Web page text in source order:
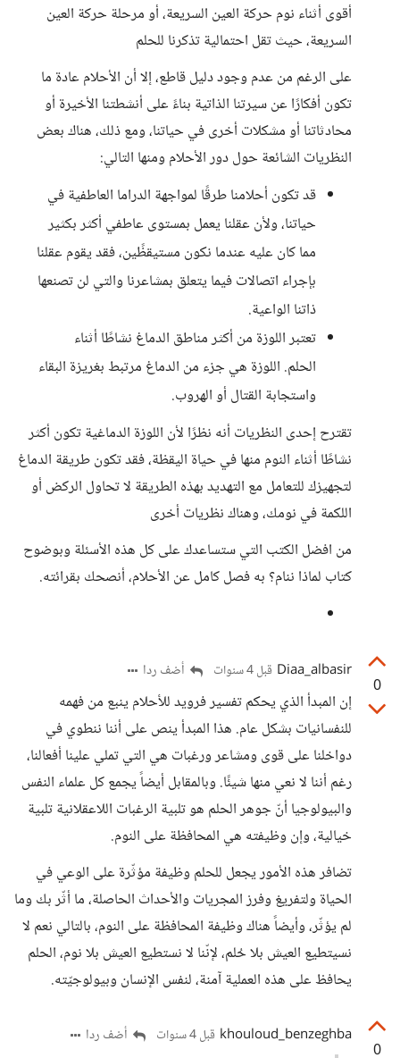
أقوى أثناء نوم حركة العين السريعة، أو مرحلة حركة العين
السريعة، حيث تقل احتمالية تذكرنا للحلم
على الرغم من عدم وجود دليل قاطع، إلا أن الأحلام عادة ما
تكون أفكارًا عن سيرتنا الذاتية بناءً على أنشطتنا الأخيرة أو
محادثاتنا أو مشكلات أخرى في حياتنا، ومع ذلك، هناك بعض
النظريات الشائعة حول دور الأحلام ومنها التالي:
قد تكون أحلامنا طرقًا لمواجهة الدراما العاطفية في
حياتنا، ولأن عقلنا يعمل بمستوى عاطفي أكثر بكثير
مما كان عليه عندما نكون مستيقظًين، فقد يقوم عقلنا
بإجراء اتصالات فيما يتعلق بمشاعرنا والتي لن تصنعها
ذاتنا الواعية.
تعتبر اللوزة من أكثر مناطق الدماغ نشاطًا أثناء
الحلم. اللوزة هي جزء من الدماغ مرتبط بغريزة البقاء
واستجابة القتال أو الهروب.
تقترح إحدى النظريات أنه نظرًا لأن اللوزة الدماغية تكون أكثر
نشاطًا أثناء النوم منها في حياة اليقظة، فقد تكون طريقة الدماغ
لتجهيزك للتعامل مع التهديد بهذه الطريقة لا تحاول الركض أو
اللكمة في نومك، وهناك نظريات أخرى
من افضل الكتب التي ستساعدك على كل هذه الأسئلة وبوضوح
كتاب لماذا ننام؟ به فصل كامل عن الأحلام، أنصحك بقرائته.
0
Diaa_albasir قبل 4 سنوات أضف ردا
إن المبدأ الذي يحكم تفسير فرويد للأحلام ينبع من فهمه
للنفسانيات بشكل عام. هذا المبدأ ينص على أننا ننطوي في
دواخلنا على قوى ومشاعر ورغبات هي التي تملي علينا أفعالنا،
رغم أننا لا نعي منها شيئًا. وبالمقابل أيضاً يجمع كل علماء النفس
والبيولوجيا أنّ جوهر الحلم هو تلبية الرغبات اللاعقلانية تلبية
خيالية، وإن وظيفته هي المحافظة على النوم.
تضافر هذه الأمور يجعل للحلم وظيفة مؤثّرة على الوعي في
الحياة ولتفريغ وفرز المجريات والأحداث الحاصلة، ما أثّر بك وما
لم يؤثّر، وأيضاً هناك وظيفة المحافظة على النوم، بالتالي نعم لا
نسيتطيع العيش بلا حُلم، لإنّنا لا نستطيع العيش بلا نوم، الحلم
يحافظ على هذه العملية آمنة، لنفس الإنسان وبيولوجيّته.
0
khouloud_benzeghba قبل 4 سنوات أضف ردا